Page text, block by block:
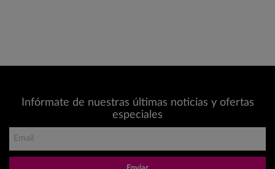
Infórmate de nuestras últimas noticias y ofertas
especiales